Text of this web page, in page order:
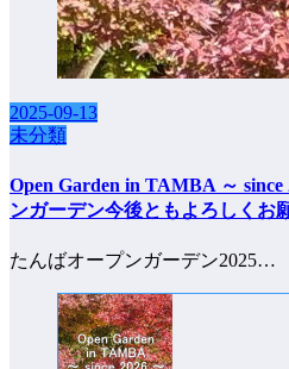
2025-09-13
未分類
Open Garden in TAMBA ～
ンガーデン今後ともよろしくお
たんばオープンガーデン2025…